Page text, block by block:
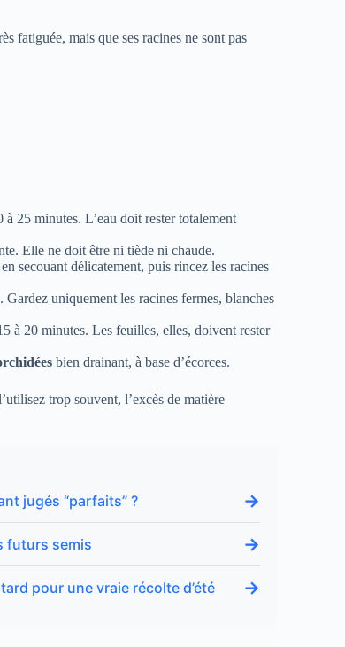
fatiguée, mais que ses racines ne sont pas
25 minutes. L’eau doit rester totalement
Elle ne doit être ni tiède ni chaude.
secouant délicatement, puis rincez les racines
uniquement les racines fermes, blanches
à 20 minutes. Les feuilles, elles, doivent rester
bien drainant, à base d’écorces.
trop souvent, l’excès de matière
jugés “parfaits” ? →
futurs semis →
pour une vraie récolte d’été →